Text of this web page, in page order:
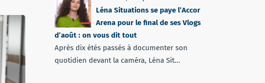
Léna Situations se paye l’Accor
Arena pour le final de ses Vlogs
d’août : on vous dit tout
Après dix étés passés à documenter son
quotidien devant la caméra, Léna Sit...